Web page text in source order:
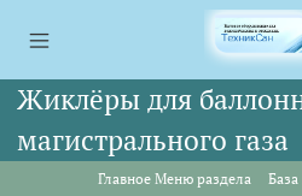
Жиклёры для
магистрального газа
Главное Меню раздела
<a href="https://
<a href="https://